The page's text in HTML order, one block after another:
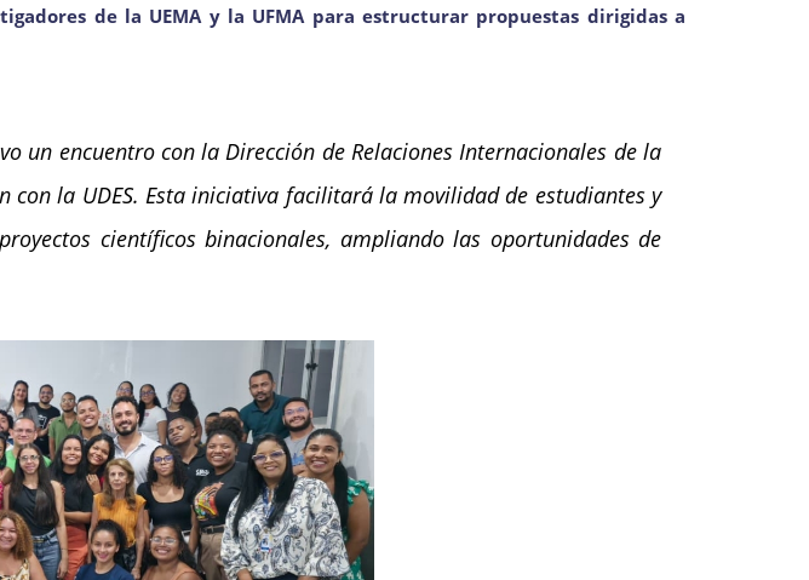
de la UEMA y la UFMA para estructurar propuestas dirigidas a
un encuentro con la Dirección de Relaciones Internacionales de la
con la UDES. Esta iniciativa facilitará la movilidad de estudiantes y
científicos binacionales, ampliando las oportunidades de